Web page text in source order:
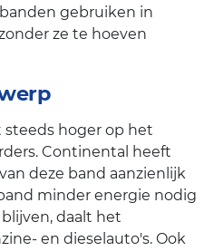
gebruiken in
ze te hoeven
hoger op het
Continental heeft
deze band aanzienlijk
minder energie nodig
daalt het
en dieselauto's. Ook